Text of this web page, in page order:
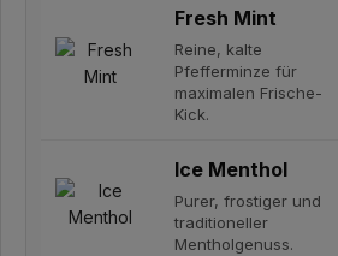
Fresh Mint
Reine, kalte
Pfefferminze für
maximalen Frische-
Kick.
Ice Menthol
Purer, frostiger und
traditioneller
Mentholgenuss.